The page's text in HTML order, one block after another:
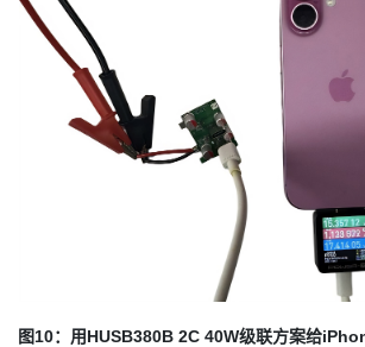
图10：用HUSB380B 2C 40W级联方案给